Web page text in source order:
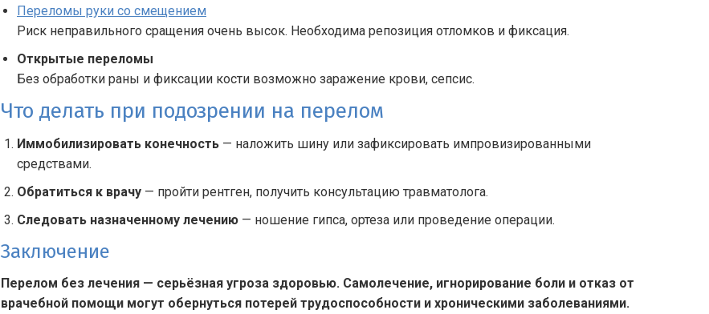
Переломы руки со смещением
Риск неправильного сращения очень высок. Необходима репозиция отломков и фиксация.
Открытые переломы
Без обработки раны и фиксации кости возможно заражение крови, сепсис.
Что делать при подозрении на перелом
Иммобилизировать конечность — наложить шину или зафиксировать импровизированными
средствами.
Обратиться к врачу — пройти рентген, получить консультацию травматолога.
Следовать назначенному лечению — ношение гипса, ортеза или проведение операции.
Заключение
Перелом без лечения — серьёзная угроза здоровью. Самолечение, игнорирование боли и отказ от
врачебной помощи могут обернуться потерей трудоспособности и хроническими заболеваниями.